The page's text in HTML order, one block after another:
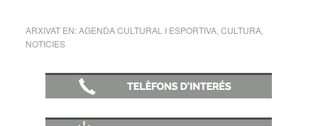
ARXIVAT EN:AGENDA CULTURAL I ESPORTIVA, CULTURA,
NOTICIES